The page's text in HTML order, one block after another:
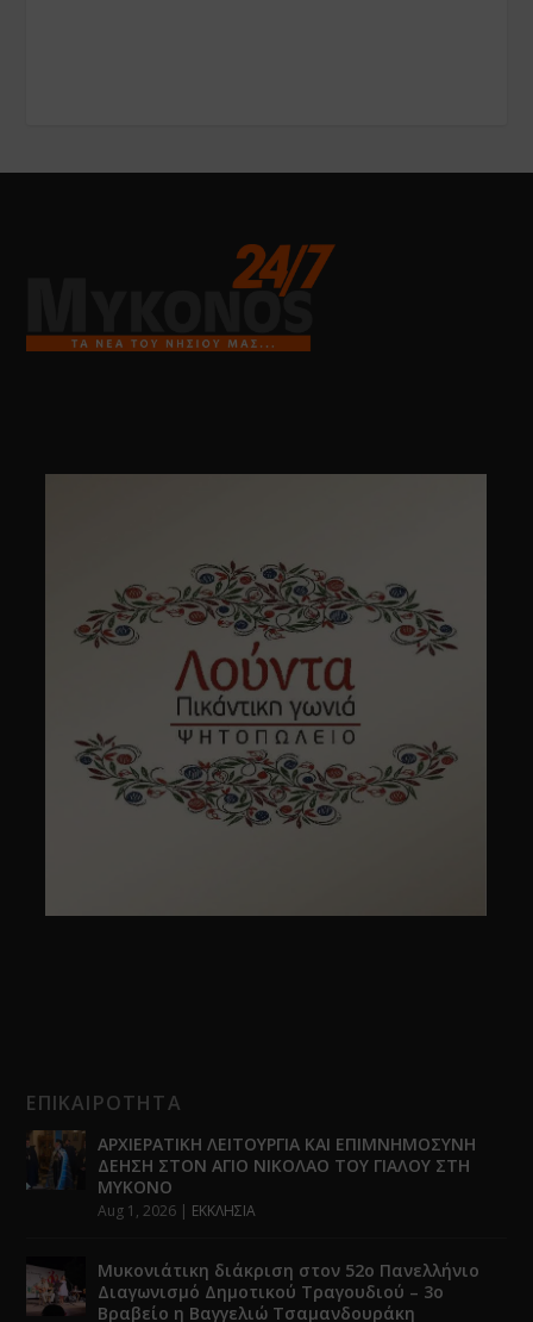
ΕΠΙΚΑΙΡΟΤΗΤΑ
ΑΡΧΙΕΡΑΤΙΚΗ ΛΕΙΤΟΥΡΓΙΑ ΚΑΙ ΕΠΙΜΝΗΜΟΣΥΝΗ
ΔΕΗΣΗ ΣΤΟΝ ΑΓΙΟ ΝΙΚΟΛΑΟ ΤΟΥ ΓΙΑΛΟΥ ΣΤΗ
ΜΥΚΟΝΟ
Aug 1, 2026 | ΕΚΚΛΗΣΙΑ
Μυκονιάτικη διάκριση στον 52ο Πανελλήνιο
Διαγωνισμό Δημοτικού Τραγουδιού – 3ο
Βραβείο η Βαγγελιώ Τσαμανδουράκη